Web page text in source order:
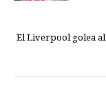
El Liverpool golea